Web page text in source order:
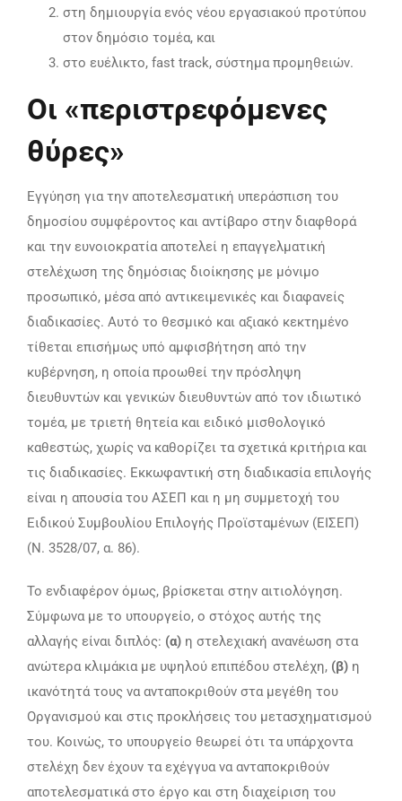
στη δημιουργία ενός νέου εργασιακού προτύπου
στον δημόσιο τομέα, και
στο ευέλικτο, fast track, σύστημα προμηθειών.
Οι «περιστρεφόμενες
θύρες»
Εγγύηση για την αποτελεσματική υπεράσπιση του
δημοσίου συμφέροντος και αντίβαρο στην διαφθορά
και την ευνοιοκρατία αποτελεί η επαγγελματική
στελέχωση της δημόσιας διοίκησης με μόνιμο
προσωπικό, μέσα από αντικειμενικές και διαφανείς
διαδικασίες. Αυτό το θεσμικό και αξιακό κεκτημένο
τίθεται επισήμως υπό αμφισβήτηση από την
κυβέρνηση, η οποία προωθεί την πρόσληψη
διευθυντών και γενικών διευθυντών από τον ιδιωτικό
τομέα, με τριετή θητεία και ειδικό μισθολογικό
καθεστώς, χωρίς να καθορίζει τα σχετικά κριτήρια και
τις διαδικασίες. Εκκωφαντική στη διαδικασία επιλογής
είναι η απουσία του ΑΣΕΠ και η μη συμμετοχή του
Ειδικού Συμβουλίου Επιλογής Προϊσταμένων (ΕΙΣΕΠ)
(Ν. 3528/07, α. 86).
Το ενδιαφέρον όμως, βρίσκεται στην αιτιολόγηση.
Σύμφωνα με το υπουργείο, ο στόχος αυτής της
αλλαγής είναι διπλός: (α) η στελεχιακή ανανέωση στα
ανώτερα κλιμάκια με υψηλού επιπέδου στελέχη, (β) η
ικανότητά τους να ανταποκριθούν στα μεγέθη του
Οργανισμού και στις προκλήσεις του μετασχηματισμού
του. Κοινώς, το υπουργείο θεωρεί ότι τα υπάρχοντα
στελέχη δεν έχουν τα εχέγγυα να ανταποκριθούν
αποτελεσματικά στο έργο και στη διαχείριση του